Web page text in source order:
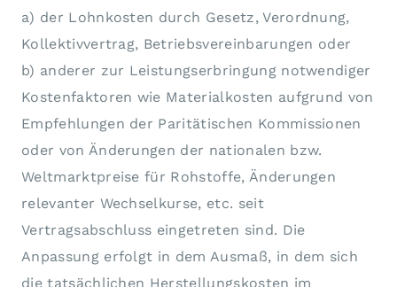
a) der Lohnkosten durch Gesetz, Verordnung,
Kollektivvertrag, Betriebsvereinbarungen oder
b) anderer zur Leistungserbringung notwendiger
Kostenfaktoren wie Materialkosten aufgrund von
Empfehlungen der Paritätischen Kommissionen
oder von Änderungen der nationalen bzw.
Weltmarktpreise für Rohstoffe, Änderungen
relevanter Wechselkurse, etc. seit
Vertragsabschluss eingetreten sind. Die
Anpassung erfolgt in dem Ausmaß, in dem sich
die tatsächlichen Herstellungskosten im